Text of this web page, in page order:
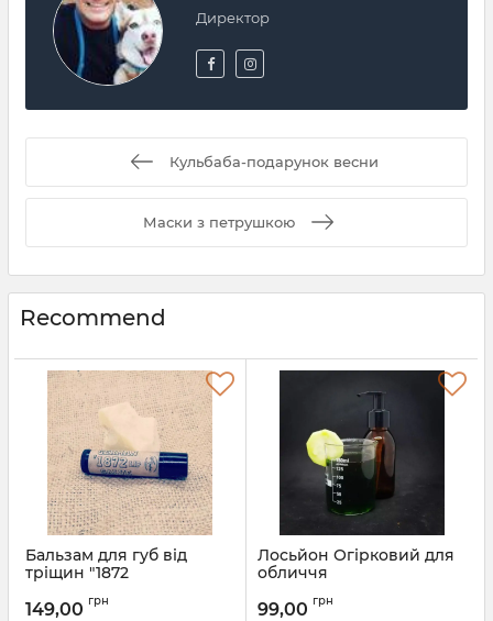
Директор
Кульбаба-подарунок весни
Маски з петрушкою
Recommend
Бальзам для губ від
тріщин "1872
149,00 грн
Лосьйон Огірковий для
обличчя
99,00 грн